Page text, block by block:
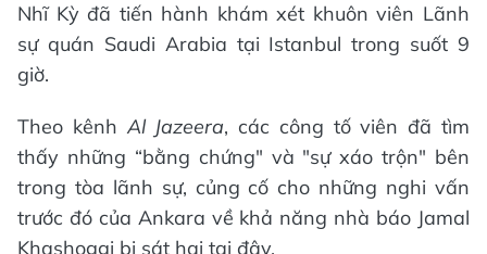
Nhĩ Kỳ đã tiến hành khám xét khuôn viên Lãnh
sự quán Saudi Arabia tại Istanbul trong suốt 9
giờ.
Theo kênhAl Jazeera, các công tố viên đã tìm
thấy những “bằng chứng" và "sự xáo trộn" bên
trong tòa lãnh sự, củng cố cho những nghi vấn
trước đó của Ankara về khả năng nhà báo Jamal
Khashoggi bị sát hại tại đây.